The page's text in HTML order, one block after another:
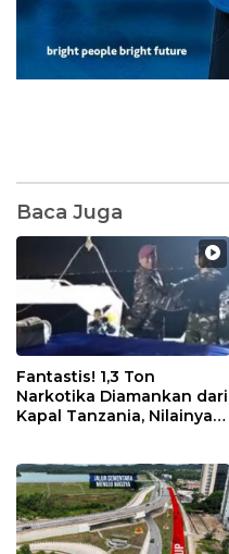
Baca Juga
Fantastis! 1,3 Ton
Narkotika Diamankan dari
Kapal Tanzania, Nilainya